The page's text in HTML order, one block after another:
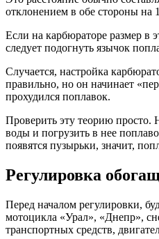
отклонением в обе стороны на
Если на карбюраторе размер в
следует подогнуть язычок
Случается, настройка
правильно, но он начинает
прохудился поплавок.
Проверить эту теорию просто.
воды и погрузить в нее
появятся пузырьки, значит,
Регулировка
Перед началом регулировки,
мотоцикла «Урал», «Днепр»,
транспортных средств,